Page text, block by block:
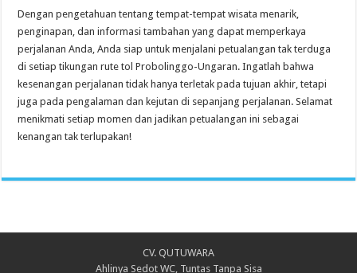
Dengan pengetahuan tentang tempat-tempat wisata menarik,
penginapan, dan informasi tambahan yang dapat memperkaya
perjalanan Anda, Anda siap untuk menjalani petualangan tak terduga
di setiap tikungan rute tol Probolinggo-Ungaran. Ingatlah bahwa
kesenangan perjalanan tidak hanya terletak pada tujuan akhir, tetapi
juga pada pengalaman dan kejutan di sepanjang perjalanan. Selamat
menikmati setiap momen dan jadikan petualangan ini sebagai
kenangan tak terlupakan!
CV. QUTUWARA
Ahlinya Sedot WC, Tuntas Tanpa Sisa